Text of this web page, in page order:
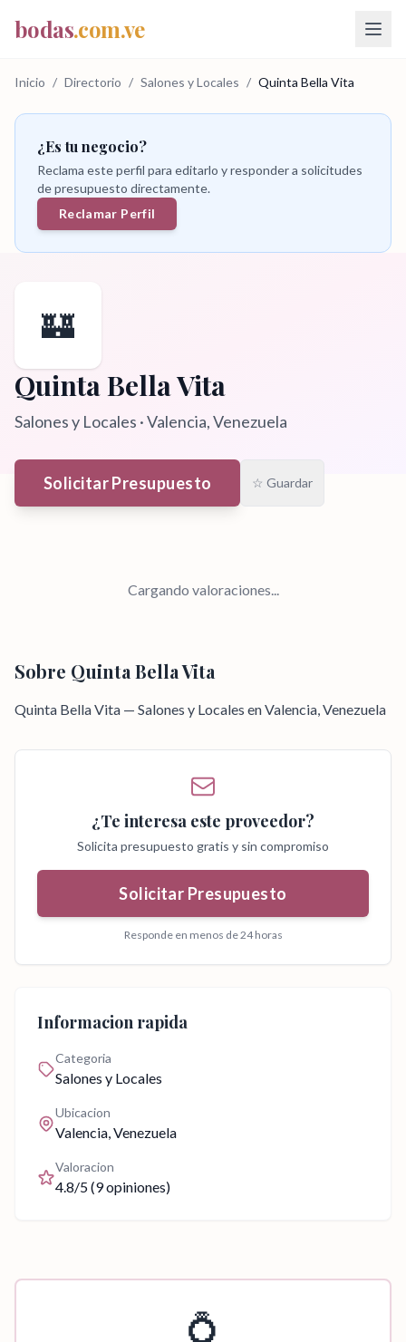
bodas.com.ve
Inicio / Directorio / Salones y Locales / Quinta Bella Vita
¿Es tu negocio?
Reclama este perfil para editarlo y responder a solicitudes
de presupuesto directamente.
Reclamar Perfil
🏰
Quinta Bella Vita
Salones y Locales ·Valencia, Venezuela
Solicitar Presupuesto ☆ Guardar
Cargando valoraciones...
Sobre Quinta Bella Vita
Quinta Bella Vita — Salones y Locales en Valencia, Venezuela
¿Te interesa este proveedor?
Solicita presupuesto gratis y sin compromiso
Solicitar Presupuesto
Responde en menos de 24 horas
Informacion rapida
Categoria
Salones y Locales
Ubicacion
Valencia, Venezuela
Valoracion
4.8/5 (9opiniones)
💍